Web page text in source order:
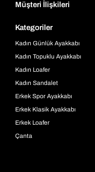
Müşteri İlişkileri
Kategoriler
Kadın Günlük Ayakkabı
Kadın Topuklu Ayakkabı
Kadın Loafer
Kadın Sandalet
Erkek Spor Ayakkabı
Erkek Klasik Ayakkabı
Erkek Loafer
Çanta